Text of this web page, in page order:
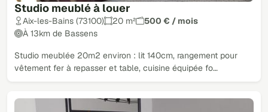
Studio meublé à louer
Aix-les-Bains (73100) 20 m²
500 € / mois
À 13km de Bassens
Studio meublée 20m2 environ : lit 140cm, rangement pour
vêtement fer à repasser et table, cuisine équipée fo…